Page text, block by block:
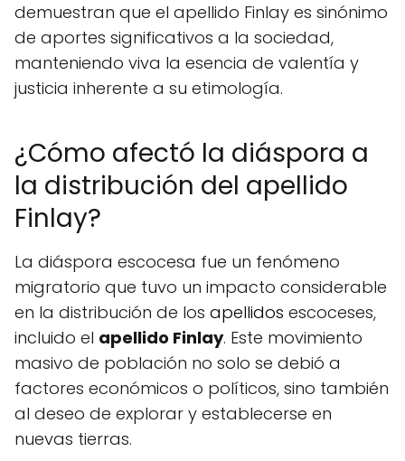
demuestran que el apellido Finlay es sinónimo
de aportes significativos a la sociedad,
manteniendo viva la esencia de valentía y
justicia inherente a su etimología.
¿Cómo afectó la diáspora a
la distribución del apellido
Finlay?
La diáspora escocesa fue un fenómeno
migratorio que tuvo un impacto considerable
en la distribución de los apellidos escoceses,
incluido el apellido Finlay. Este movimiento
masivo de población no solo se debió a
factores económicos o políticos, sino también
al deseo de explorar y establecerse en
nuevas tierras.